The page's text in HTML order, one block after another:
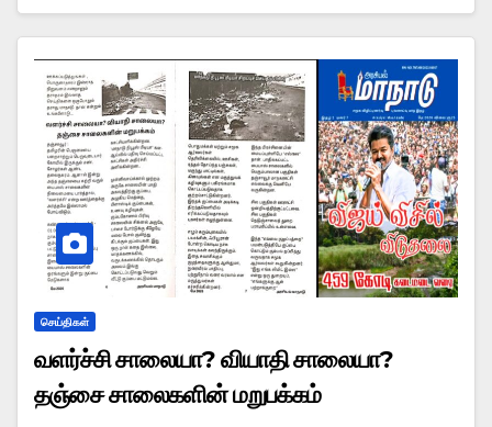
செய்திகள்
வளர்ச்சி சாலையா? வியாதி சாலையா?
தஞ்சை சாலைகளின் மறுபக்கம்